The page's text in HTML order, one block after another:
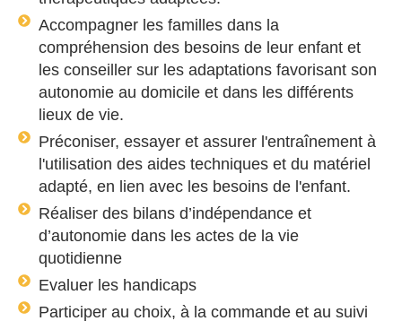
Accompagner les familles dans la
compréhension des besoins de leur enfant et
les conseiller sur les adaptations favorisant son
autonomie au domicile et dans les différents
lieux de vie.
Préconiser, essayer et assurer l'entraînement à
l'utilisation des aides techniques et du matériel
adapté, en lien avec les besoins de l'enfant.
Réaliser des bilans d’indépendance et
d’autonomie dans les actes de la vie
quotidienne
Evaluer les handicaps
Participer au choix, à la commande et au suivi